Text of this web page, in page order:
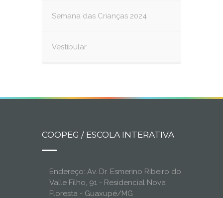
Semana das Crianças 2024
Vestibular
COOPEG / ESCOLA INTERATIVA
Endereço: Av. Dr. Esmerino Ribeiro do
Valle Filho, 91 - Residencial Nova
Floresta - Guaxupé/MG